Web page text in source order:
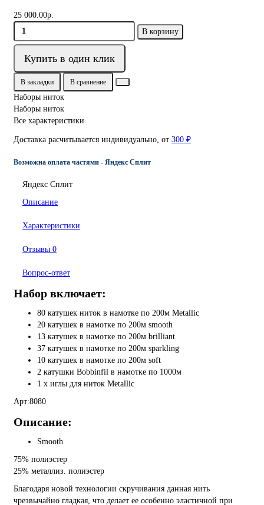
25 000.00р.
В корзину
Купить в один клик
В закладки В сравнение
Наборы ниток
Наборы ниток
Все характеристики
Доставка расчитывается индивидуально, от 300 ₽
Возможна оплата частями - Яндекс Сплит
Яндекс Сплит
Описание
Характеристики
Отзывы 0
Вопрос-ответ
Набор включает:
80 катушек ниток в намотке по 200м Metallic
20 катушек в намотке по 200м smooth
13 катушек в намотке по 200м brilliant
37 катушек в намотке по 200м sparkling
10 катушек в намотке по 200м soft
2 катушки Bobbinfil в намотке по 1000м
1 х иглы для ниток Metallic
Арт:8080
Описание:
Smooth
75% полиэстер
25% металлиз. полиэстер
Благодаря новой технологии скручивания данная нить
чрезвычайно гладкая, что делает ее особенно эластичной при